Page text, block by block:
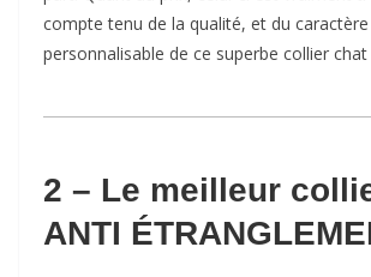
compte tenu de la qualité, et du
personnalisable de ce superbe collier
2 – Le meilleur
ANTI